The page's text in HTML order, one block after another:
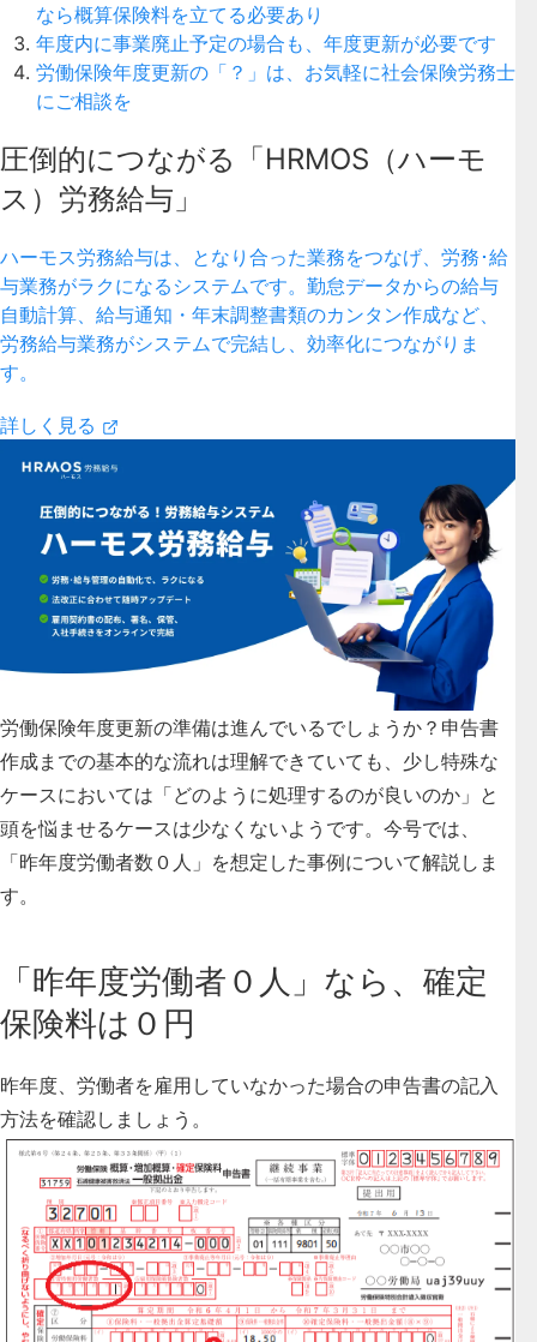
なら概算保険料を立てる必要あり
年度内に事業廃止予定の場合も、年度更新が必要です
労働保険年度更新の「？」は、お気軽に社会保険労務士
にご相談を
圧倒的につながる「HRMOS（ハーモ
ス）労務給与」
ハーモス労務給与は、となり合った業務をつなげ、労務･給
与業務がラクになるシステムです。勤怠データからの給与
自動計算、給与通知・年末調整書類のカンタン作成など、
労務給与業務がシステムで完結し、効率化につながりま
す。
詳しく見る
労働保険年度更新の準備は進んでいるでしょうか？申告書
作成までの基本的な流れは理解できていても、少し特殊な
ケースにおいては「どのように処理するのが良いのか」と
頭を悩ませるケースは少なくないようです。今号では、
「昨年度労働者数０人」を想定した事例について解説しま
す。
「昨年度労働者０人」なら、確定
保険料は０円
昨年度、労働者を雇用していなかった場合の申告書の記入
方法を確認しましょう。